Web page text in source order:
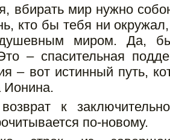
вбирать мир нужно
кто бы тебя ни
миром. Да,
– спасительная
– вот истинный путь,
Ионина.
к
по-новому.